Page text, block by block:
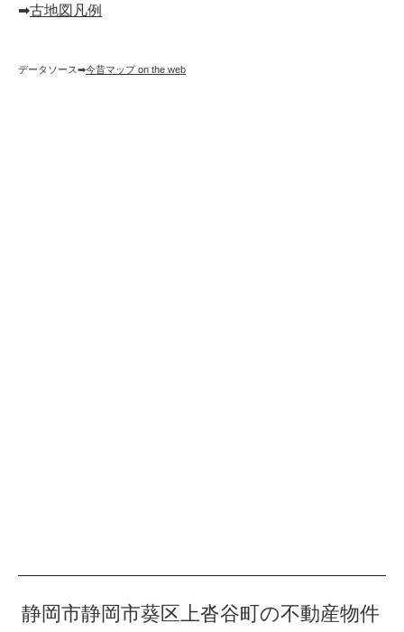
➡︎古地図凡例
データソース➡︎今昔マップ on the web
静岡市静岡市葵区上沓谷町の不動産物件